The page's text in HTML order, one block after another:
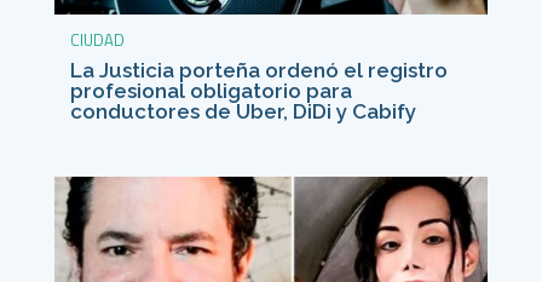
CIUDAD
La Justicia porteña ordenó el registro
profesional obligatorio para
conductores de Uber, DiDi y Cabify